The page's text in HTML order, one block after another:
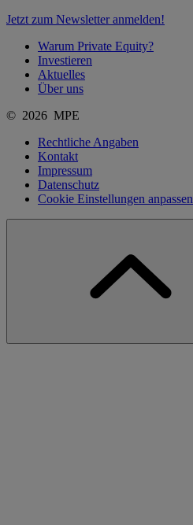
Jetzt zum Newsletter anmelden!
Warum Private Equity?
Investieren
Aktuelles
Über uns
© 2026 MPE
Rechtliche Angaben
Kontakt
Impressum
Datenschutz
Cookie Einstellungen anpassen